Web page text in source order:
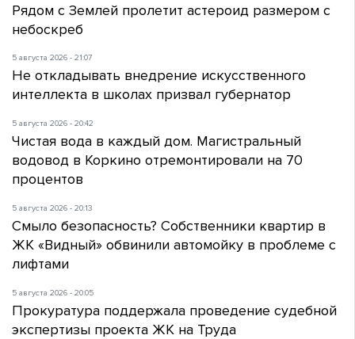
Рядом с Землей пролетит астероид размером с
небоскреб
5 августа 2026 - 21:07
Не откладывать внедрение искусственного
интеллекта в школах призвал губернатор
5 августа 2026 - 20:42
Чистая вода в каждый дом. Магистральный
водовод в Коркино отремонтировали на 70
процентов
5 августа 2026 - 20:13
Смыло безопасность? Собственники квартир в
ЖК «Видный» обвинили автомойку в проблеме с
лифтами
5 августа 2026 - 20:05
Прокуратура поддержала проведение судебной
экспертизы проекта ЖК на Труда